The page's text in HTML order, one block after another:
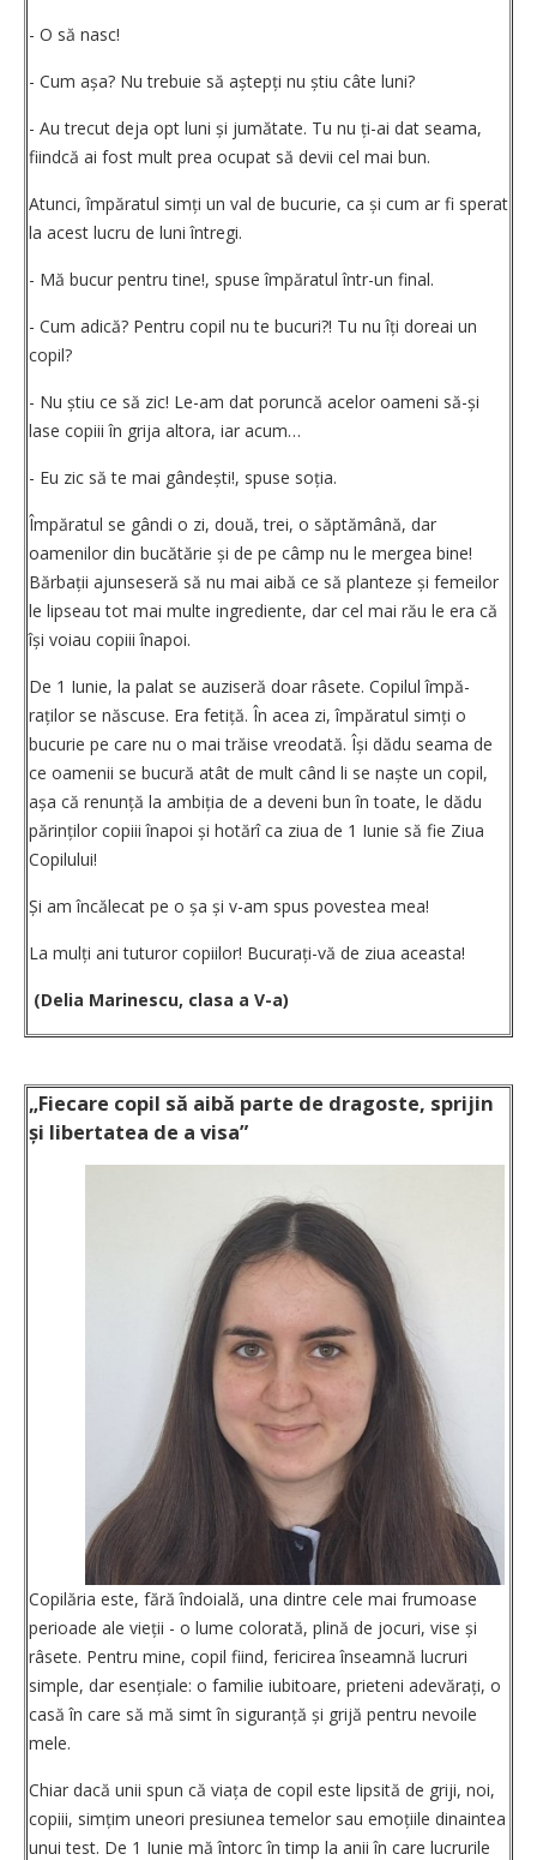
- O să nasc!
- Cum așa? Nu trebuie să aștepți nu știu câte luni?
- Au trecut deja opt luni și jumătate. Tu nu ți-ai dat seama,
fiindcă ai fost mult prea ocupat să devii cel mai bun.
Atunci, împăratul simți un val de bucurie, ca și cum ar fi sperat
la acest lucru de luni întregi.
- Mă bucur pentru tine!, spuse împăratul într-un final.
- Cum adică? Pentru copil nu te bucuri?! Tu nu îți doreai un
copil?
- Nu știu ce să zic! Le-am dat poruncă acelor oameni să-și
lase copiii în grija altora, iar acum…
- Eu zic să te mai gândești!, spuse soția.
Împăratul se gândi o zi, două, trei, o săptămână, dar
oamenilor din bucătărie și de pe câmp nu le mergea bine!
Bărbații ajunseseră să nu mai aibă ce să planteze și femeilor
le lipseau tot mai multe ingrediente, dar cel mai rău le era că
își voiau copiii înapoi.
De 1 Iunie, la palat se auziseră doar râsete. Copilul împă­
raților se născuse. Era fetiță. În acea zi, împăratul simți o
bucurie pe care nu o mai trăise vreodată. Își dădu seama de
ce oamenii se bucură atât de mult când li se naște un copil,
așa că renunță la ambiția de a deveni bun în toate, le dădu
părinților copiii înapoi și hotărî ca ziua de 1 Iunie să fie Ziua
Copilului!
Și am încălecat pe o șa și v-am spus povestea mea!
La mulți ani tuturor copiilor! Bucurați-vă de ziua aceasta!
(Delia Marinescu, clasa a V-a)
„Fiecare copil să aibă parte de dragoste, sprijin
și libertatea de a visa”
Copilăria este, fără îndoială, una dintre cele mai frumoase
perioade ale vieții - o lume colorată, plină de jocuri, vise și
râsete. Pentru mine, copil fiind, fericirea înseamnă lucruri
simple, dar esențiale: o familie iubitoare, prieteni adevărați, o
casă în care să mă simt în siguranță și grijă pentru nevoile
mele.
Chiar dacă unii spun că viața de copil este lipsită de griji, noi,
copiii, simțim uneori presiunea temelor sau emoțiile dinaintea
unui test. De 1 Iunie mă întorc în timp la anii în care lucrurile